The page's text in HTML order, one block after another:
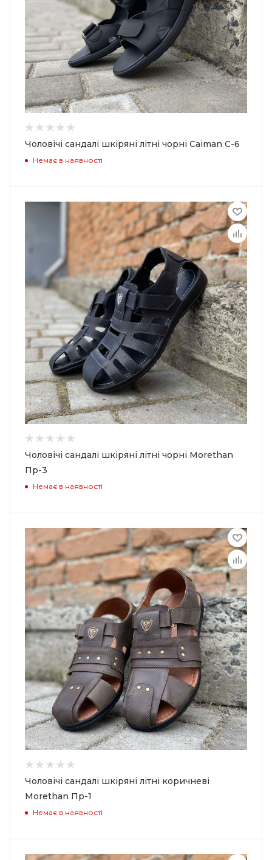
Чоловічі сандалі шкіряні літні чорні Caiman C-6
Немає в наявності
Чоловічі сандалі шкіряні літні чорні Morethan
Пр-3
Немає в наявності
Чоловічі сандалі шкіряні літні коричневі
Morethan Пр-1
Немає в наявності